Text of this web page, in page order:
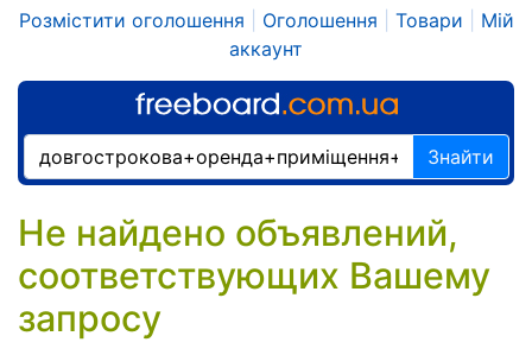
Розмістити оголошення Оголошення Товари
Мій
аккаунт
Знайти
Не найдено объявлений,
соответствующих Вашему
запросу